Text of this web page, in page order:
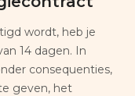
wordt, heb je
14 dagen. In
consequenties,
geven, het